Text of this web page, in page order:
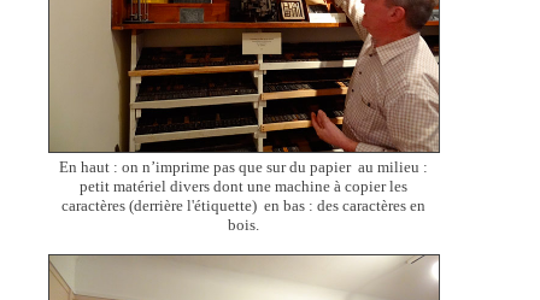
En haut : on n’imprime pas que sur du papier au milieu :
petit matériel divers dont une machine à copier les
caractères (derrière l'étiquette) en bas : des caractères en
bois.